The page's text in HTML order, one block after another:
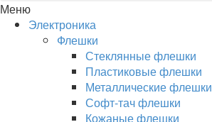
Меню
Электроника
Флешки
Стеклянные флешки
Пластиковые флешки
Металлические флешки
Софт-тач флешки
Кожаные флешки